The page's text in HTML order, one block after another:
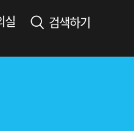
실 검색하기